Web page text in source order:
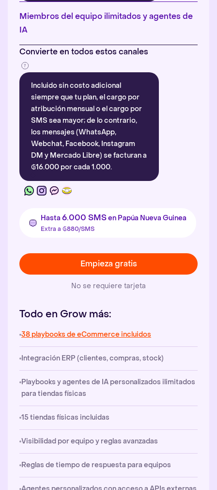
Más información
Miembros del equipo ilimitados y agentes de
IA
Convierte en todos estos canales
Incluido sin costo adicional
siempre que tu plan, el cargo por
atribución mensual o el cargo por
SMS sea mayor; de lo contrario,
los mensajes (WhatsApp,
Webchat, Facebook, Instagram
DM y Mercado Libre) se facturan a
₲16.000 por cada 1.000.
Hasta 6.000 SMSen Papúa Nueva Guinea
Extra a ₲880/SMS
Empieza gratis
No se requiere tarjeta
Todo en Grow más:
38 playbooks de eCommerce incluidos
Integración ERP (clientes, compras, stock)
Playbooks y agentes de IA personalizados ilimitados
para tiendas físicas
15 tiendas físicas incluidas
Visibilidad por equipo y reglas avanzadas
Reglas de tiempo de respuesta para equipos